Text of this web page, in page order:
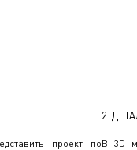
проект по
2.
В 3D